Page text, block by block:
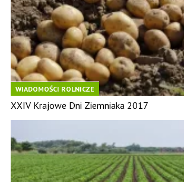
WIADOMOŚCI ROLNICZE
XXIV Krajowe Dni Ziemniaka 2017